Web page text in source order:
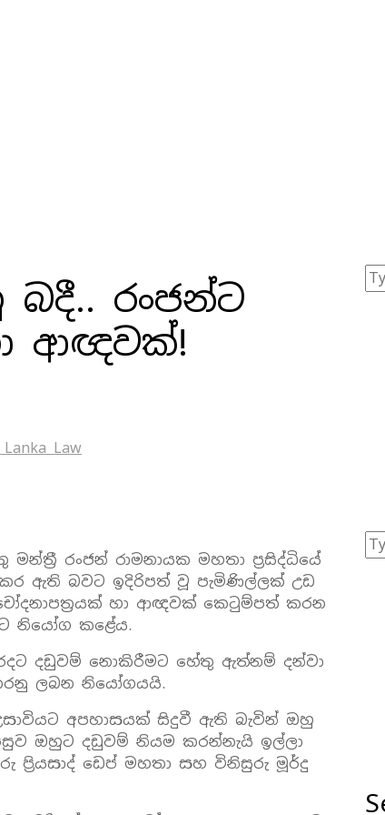
රංජන්ට
ආඥවක්‌!
Law
රංජන් රාමනායක මහතා ප්‍රසිද්ධියේ
ඇති බවට ඉදිරිපත් වූ පැමිණිල්ලක්‌ උඩ
හා ආඥවක්‌ කෙටුම්පත් කරන
නියෝග කළේය.
දඩුවම් නොකිරීමට හේතු ඇත්නම් දන්වා
ලබන නියෝගයයි.
අපහාසයක්‌ සිදුවී ඇති බැවින් ඔහු
ඔහුට දඩුවම් නියම කරන්නැයි ඉල්ලා
ඩෙප් මහතා සහ විනිසුරු මූර්දු